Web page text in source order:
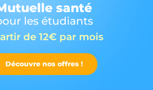
santé
les étudiants
de 12€ par mois
Découvre nos offres !